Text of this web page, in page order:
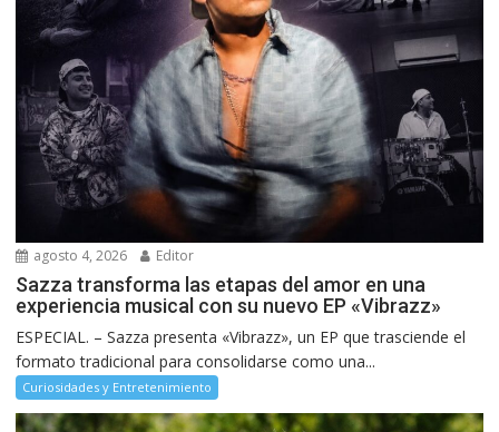
agosto 4, 2026 Editor
Sazza transforma las etapas del amor en una
experiencia musical con su nuevo EP «Vibrazz»
ESPECIAL. – Sazza presenta «Vibrazz», un EP que trasciende el
formato tradicional para consolidarse como una...
Curiosidades y Entretenimiento